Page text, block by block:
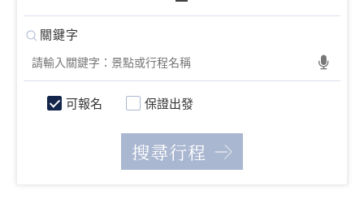
可報名 保證出發